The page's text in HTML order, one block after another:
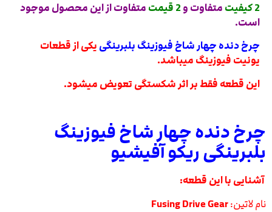
2 کیفیت
متفاوت و 2 قیمت
متفاوت از این محصول موجود
است.
چرخ دنده چهار شاخ فیوزینگ بلبرینگی یکی از قطعات
یونیت فیوزینگ میباشد.
این قطعه فقط بر اثر شکستگی تعویض میشود.
چرخ دنده چهار شاخ فیوزینگ
بلبرینگی ریکو آفیشیو
آشنایی با این قطعه:
نام لاتین:Fusing Drive Gear